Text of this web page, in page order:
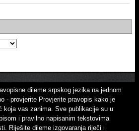
dileme srpskog jezika na jednom
- provjerite Provjerite pravopis kako je
koja vas zanima. Sve publikacije su u
i pravilno napisanim tekstovima
Riješite dileme izgovaranja riječi i